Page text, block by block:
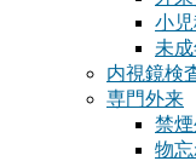
小
未
内視鏡検
専門外来
禁
物